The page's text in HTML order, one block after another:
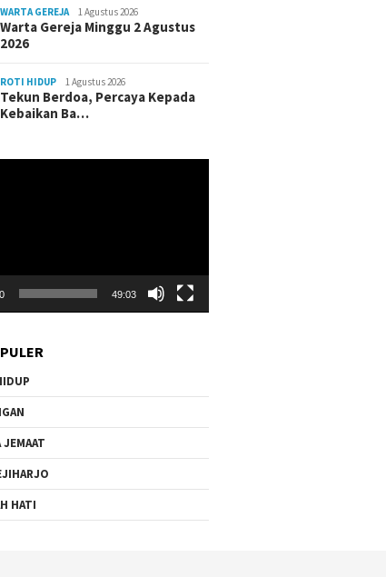
WARTA GEREJA 1 Agustus 2026
Warta Gereja Minggu 2 Agustus
2026
ROTI HIDUP 1 Agustus 2026
Tekun Berdoa, Percaya Kepada
Kebaikan Ba…
49:03
JEMAAT
HATI